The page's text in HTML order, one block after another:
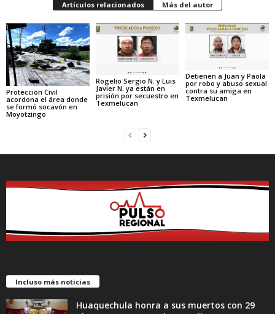
Artículos relacionados Más del autor
Protección Civil
acordona el área donde
se formó socavón en
Moyotzingo
Rogelio Sergio N. y Luis
Javier N. ya están en
prisión por secuestro en
Texmelucan
Detienen a Juan y Paola
por robo y abuso sexual
contra su amiga en
Texmelucan
Incluso más noticias
Huaquechula honra a sus muertos con 29